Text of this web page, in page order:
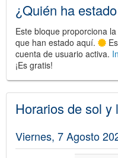
©
JS
©
¿Quién ha
Este bloque proporciona
que han estado aquí.
cuenta de usuario activa.
¡Es gratis!
Horarios de sol y
Viernes, 7 Agosto